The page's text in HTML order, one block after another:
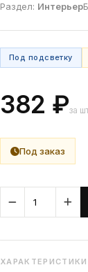
Раздел: Интерьер
Под подсветку
382 ₽за
Под заказ
ХАРАКТЕРИСТИКИ